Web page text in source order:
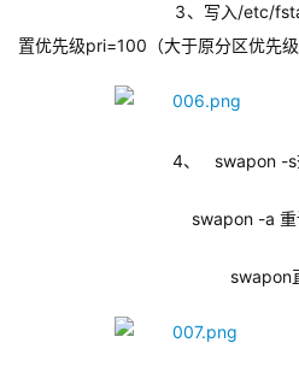
3、写入/etc/fstab
置优先级pri=100（大于原分区优先级
4、   swapon -s
swapon -a 重
swapon直